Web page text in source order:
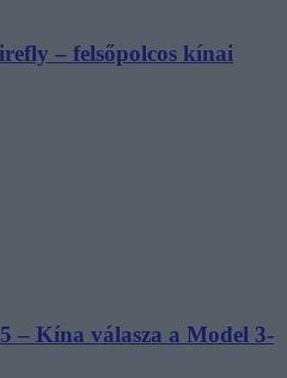
– felsőpolcos kínai
– Kína válasza a Model 3-